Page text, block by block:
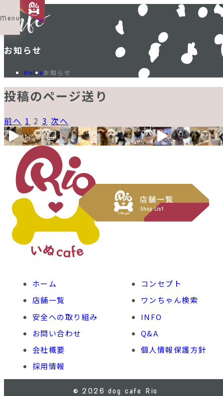
Menu Shop List
お知らせ
Home お知らせ
投稿のページ送り
前へ 1 2 3 次へ
店舗一覧
Shop List
ホーム
コンセプト
店舗一覧
ワンちゃん検索
安全への取り組み
INFO
お問い合わせ
Q&A
会社概要
個人情報保護方針
採用情報
© 2026 dog cafe Rio